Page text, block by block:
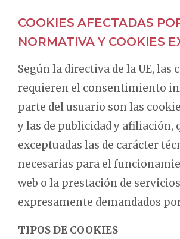
COOKIES AFECTADAS
NORMATIVA Y COOKIES
Según la directiva de la UE, las
requieren el consentimiento
parte del usuario son las
y las de publicidad y afiliación,
exceptuadas las de carácter
necesarias para el
web o la prestación de servicios
expresamente demandados
TIPOS DE COOKIES